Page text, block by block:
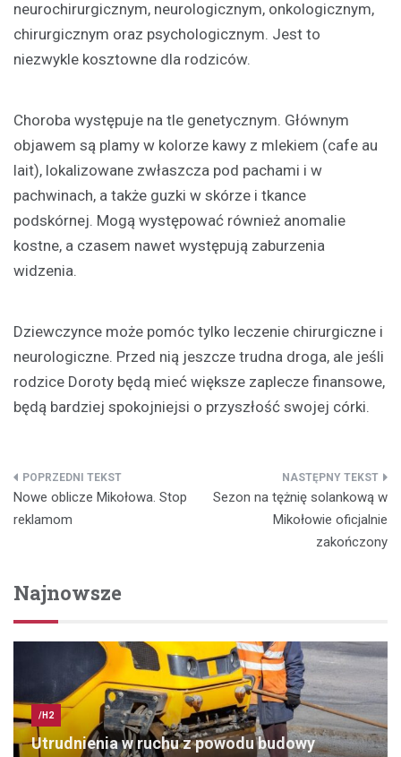
neurochirurgicznym, neurologicznym, onkologicznym,
chirurgicznym oraz psychologicznym. Jest to
niezwykle kosztowne dla rodziców.
Choroba występuje na tle genetycznym. Głównym
objawem są plamy w kolorze kawy z mlekiem (cafe au
lait), lokalizowane zwłaszcza pod pachami i w
pachwinach, a także guzki w skórze i tkance
podskórnej. Mogą występować również anomalie
kostne, a czasem nawet występują zaburzenia
widzenia.
Dziewczynce może pomóc tylko leczenie chirurgiczne i
neurologiczne. Przed nią jeszcze trudna droga, ale jeśli
rodzice Doroty będą mieć większe zaplecze finansowe,
będą bardziej spokojniejsi o przyszłość swojej córki.
Nawigacja
wpisu
Nowe oblicze Mikołowa. Stop
reklamom
Sezon na tężnię solankową w
Mikołowie oficjalnie
zakończony
Najnowsze
/H2
Utrudnienia w ruchu z powodu budowy